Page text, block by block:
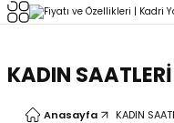
KADIN SAATLERİ
Anasayfa KADIN
Geri
Geri